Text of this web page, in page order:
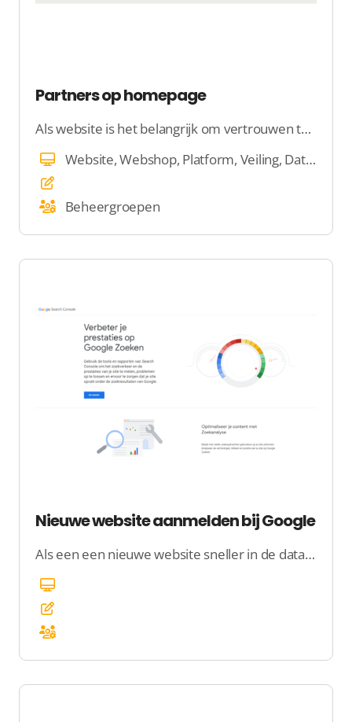
Partners op homepage
Als website is het belangrijk om vertrouwen te wekken bij bezoekers, meer vertrouwen is betere conversie. Dit kan bijvoorbeeld door logo’s van partners te tonen op de homepage
Website, Webshop, Platform, Veiling, Dating
Beheergroepen
Nieuwe website aanmelden bij Google
Als een een nieuwe website sneller in de database van Google wilt hebben, kun je jouw nieuwe website aanmelden bij Google Search Console